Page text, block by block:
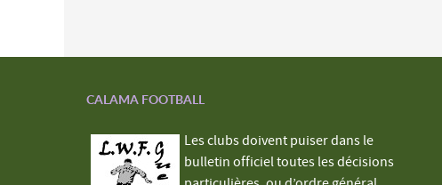
CALAMA FOOTBALL
Les clubs doivent puiser dans le
bulletin officiel toutes les décisions